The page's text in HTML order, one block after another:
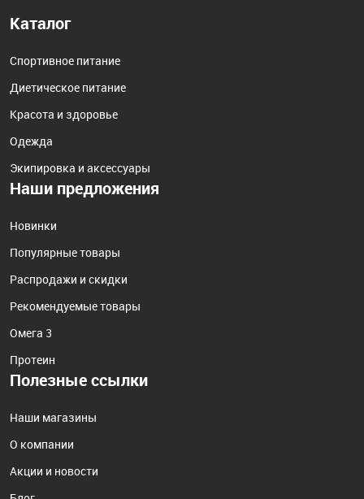
Каталог
Спортивное питание
Диетическое питание
Красота и здоровье
Одежда
Экипировка и аксессуары
Наши предложения
Новинки
Популярные товары
Распродажи и скидки
Рекомендуемые товары
Омега 3
Протеин
Полезные ссылки
Наши магазины
О компании
Акции и новости